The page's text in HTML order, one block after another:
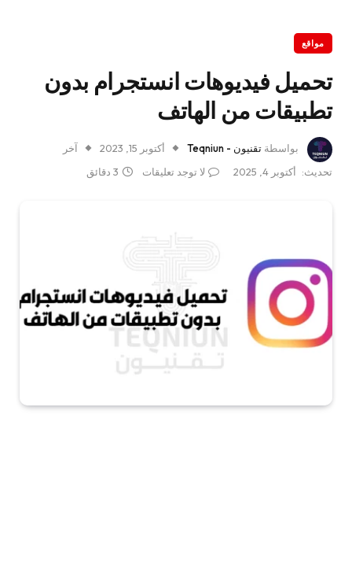
مواقع
تحميل فيديوهات انستجرام بدون
تطبيقات من الهاتف
بواسطة تقنيون - Teqniun أكتوبر 15, 2023
آخر
تحديث:
أكتوبر 4, 2025 لا توجد تعليقات 3 دقائق